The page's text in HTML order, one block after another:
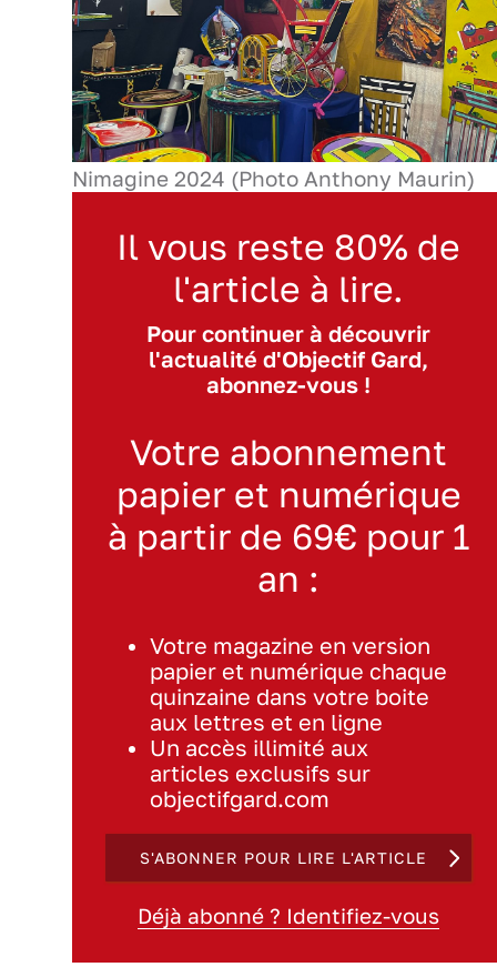
Nimagine 2024 (Photo Anthony Maurin)
Il vous reste 80% de
l'article à lire.
Pour continuer à découvrir
l'actualité d'Objectif Gard,
abonnez-vous !
Votre abonnement
papier et numérique
à partir de 69€ pour 1
an :
Votre magazine en version
papier et numérique chaque
quinzaine dans votre boite
aux lettres et en ligne
Un accès illimité aux
articles exclusifs sur
objectifgard.com
S'ABONNER POUR LIRE L'ARTICLE
Déjà abonné ? Identifiez-vous